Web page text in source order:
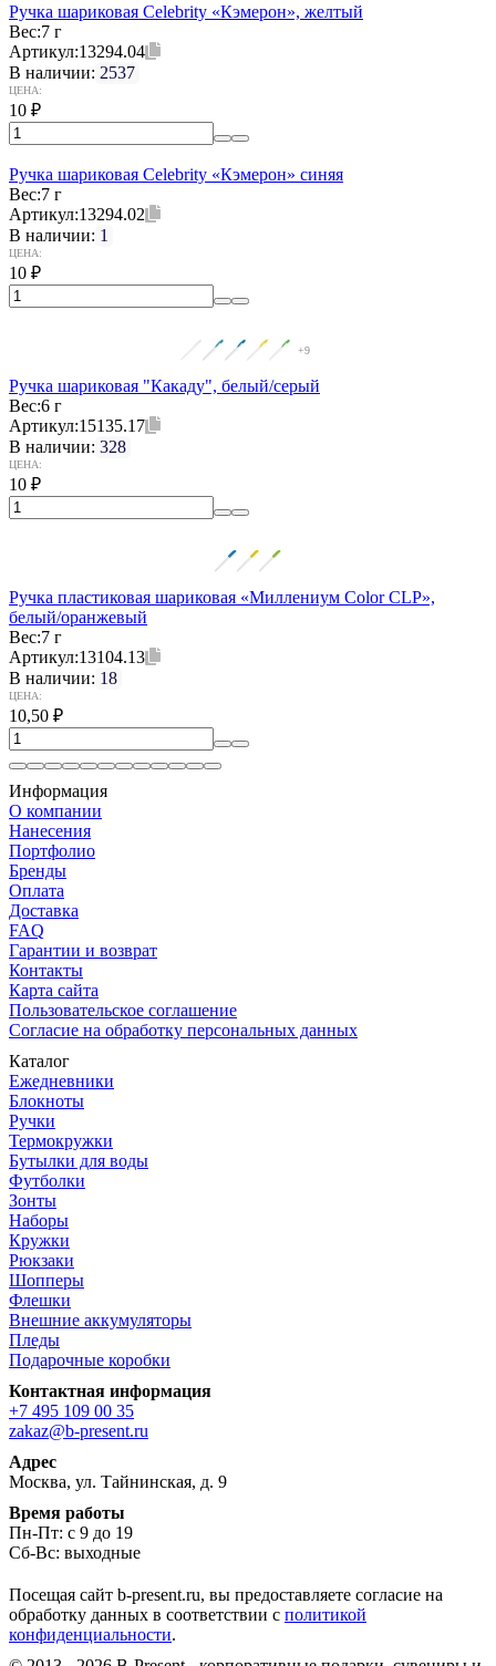
Ручка шариковая Celebrity «Кэмерон», желтый
Вес:7 г
Артикул:13294.04
В наличии: 2537
ЦЕНА:
10 ₽
Ручка шариковая Celebrity «Кэмерон» синяя
Вес:7 г
Артикул:13294.02
В наличии: 1
ЦЕНА:
10 ₽
+9
Ручка шариковая "Какаду", белый/серый
Вес:6 г
Артикул:15135.17
В наличии: 328
ЦЕНА:
10 ₽
Ручка пластиковая шариковая «Миллениум Color CLP»,
белый/оранжевый
Вес:7 г
Артикул:13104.13
В наличии: 18
ЦЕНА:
10,50 ₽
Информация
О компании
Нанесения
Портфолио
Бренды
Оплата
Доставка
FAQ
Гарантии и возврат
Контакты
Карта сайта
Пользовательское соглашение
Согласие на обработку персональных данных
Каталог
Ежедневники
Блокноты
Ручки
Термокружки
Бутылки для воды
Футболки
Зонты
Наборы
Кружки
Рюкзаки
Шопперы
Флешки
Внешние аккумуляторы
Пледы
Подарочные коробки
Контактная информация
+7 495 109 00 35
zakaz@b-present.ru
Адрес
Москва, ул. Тайнинская, д. 9
Время работы
Пн-Пт: с 9 до 19
Сб-Вс: выходные
Посещая сайт b-present.ru, вы предоставляете согласие на
обработку данных в соответствии с политикой
конфиденциальности.